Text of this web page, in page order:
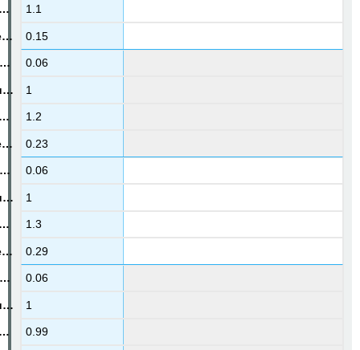
1.1
0.15
0.06
1
1.2
0.23
0.06
1
1.3
0.29
0.06
1
0.99